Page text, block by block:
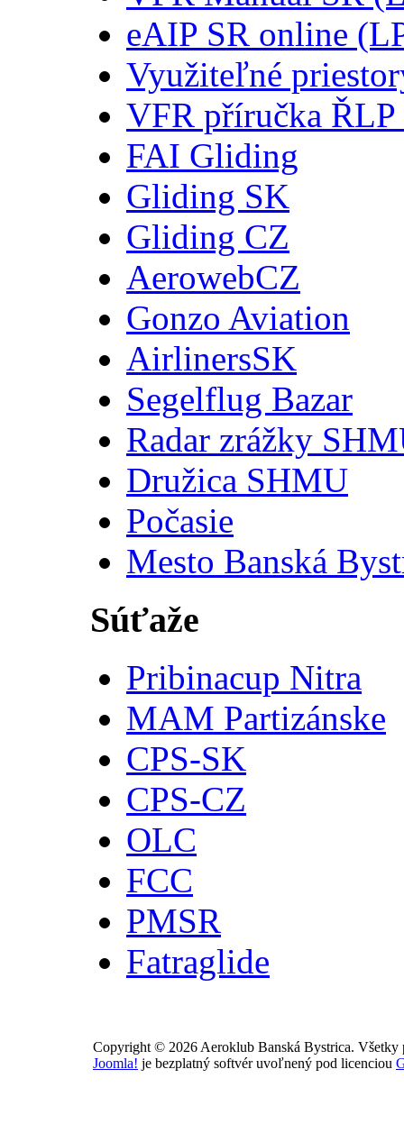
eAIP SR online
Využiteľné
VFR příručka ŘLP
FAI Gliding
Gliding SK
Gliding CZ
AerowebCZ
Gonzo Aviation
AirlinersSK
Segelflug Bazar
Radar zrážky
Družica SHMU
Počasie
Mesto Banská
Súťaže
Pribinacup Nitra
MAM Partizánske
CPS-SK
CPS-CZ
OLC
FCC
PMSR
Fatraglide
Copyright © 2026 Aeroklub Banská Bystrica. Všetky
Joomla! je bezplatný softvér uvoľnený pod licenciou